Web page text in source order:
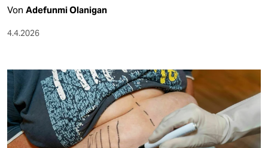
fragen & hilfe
unterstützen
genossenschaft
epaper login
Von Adefunmi Olanigan
4.4.2026